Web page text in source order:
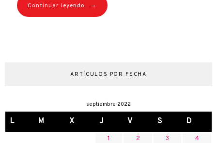
Continuar leyendo →
ARTÍCULOS POR FECHA
septiembre 2022
L M X J V S D
1 2 3
4